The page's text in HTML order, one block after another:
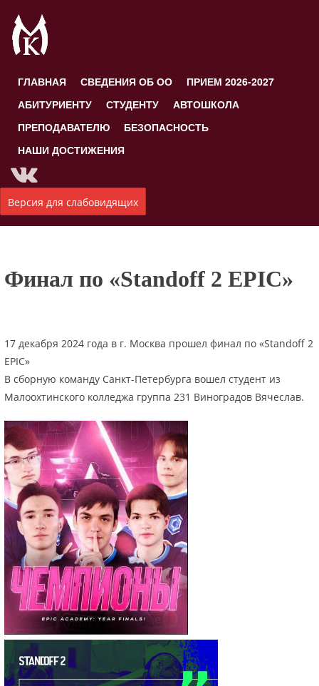
ГЛАВНАЯ СВЕДЕНИЯ ОБ ОО
ПРИЕМ 2026-2027
АБИТУРИЕНТУ
СТУДЕНТУ
АВТОШКОЛА
ПРЕПОДАВАТЕЛЮ
БЕЗОПАСНОСТЬ
НАШИ ДОСТИЖЕНИЯ
Версия для слабовидящих
Финал по «Standoff 2 EPIC»
17 декабря 2024 года в г. Москва прошел финал по «Standoff 2
EPIC»
В сборную команду Санкт-Петербурга вошел студент из
Малоохтинского колледжа группа 231 Виноградов Вячеслав.